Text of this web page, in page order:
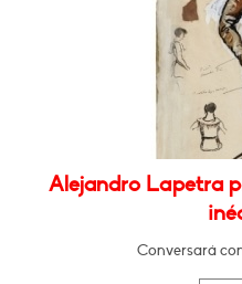
Alejandro Lapetra
Conversará